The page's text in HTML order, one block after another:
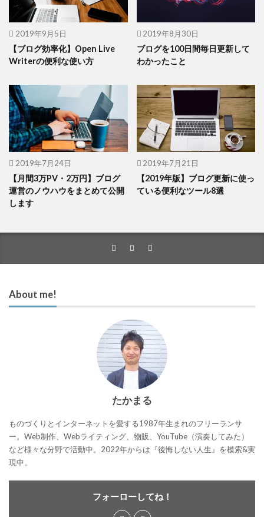
2019年9月5日
【ブログ効率化】Open Live
Writerの便利な使い方
2019年8月30日
ブログを100日間毎日更新して
わかったこと
2019年7月24日
【月間3万PV・2万円】ブログ
運営のノウハウをまとめて公開
します
2019年7月21日
【2019年版】ブログ更新に使っ
ている便利なツール8選
About me!
たかまる
ものづくりとインターネットを愛する1987年生まれのフリーランサ
ー。Web制作、Webライティング、物販、YouTube（演奏してみた）
など様々な分野で活動中。2022年からは『後悔しない人生』を模索&実
現中。
フォーローしてね！